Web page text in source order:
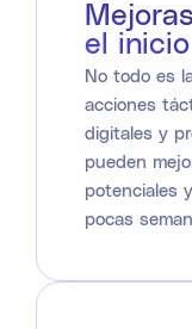
el inicio
No todo es
acciones
digitales y
pueden
potenciales
pocas